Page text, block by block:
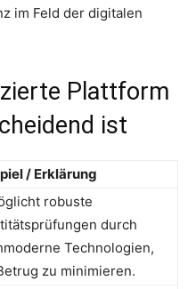
im Feld der digitalen
Plattform
ist
/ Erklärung
robuste
durch
Technologien,
zu minimieren.